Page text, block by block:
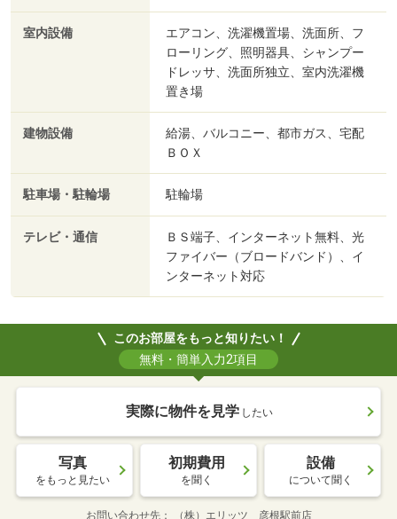
室内設備
エアコン、洗濯機置場、洗面所、フ
ローリング、照明器具、シャンプー
ドレッサ、洗面所独立、室内洗濯機
置き場
建物設備
給湯、バルコニー、都市ガス、宅配
ＢＯＸ
駐車場・駐輪場 駐輪場
テレビ・通信
ＢＳ端子、インターネット無料、光
ファイバー（ブロードバンド）、イ
ンターネット対応
このお部屋をもっと知りたい！
無料・簡単入力2項目
実際に物件を見学 したい
写真
をもっと見たい
初期費用
を聞く
設備
について聞く
お問い合わせ先 （株）エリッツ 彦根駅前店